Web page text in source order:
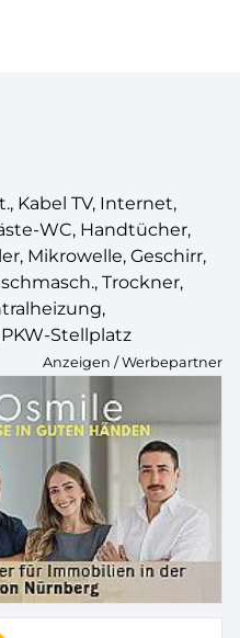
Kabel TV, Internet,
WC, Handtücher,
Mikrowelle, Geschirr,
Trockner,
Stellplatz
Anzeigen / Werbepartner